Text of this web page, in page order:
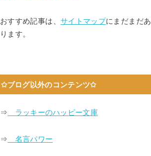
おすすめ記事は、 サイトマップにまだまだあ
ります。
✩ブログ以外のコンテンツ✩
⇒ ラッキーのハッピー文庫
⇒ 名言パワー